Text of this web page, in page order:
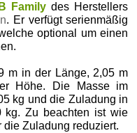
Familydes Herstellers
. Er verfügt serienmäßig
optional um einen
m in der Länge, 2,05 m
Höhe. Die Masse im
kg und die Zuladung in
kg. Zu beachten ist wie
die Zuladung reduziert.